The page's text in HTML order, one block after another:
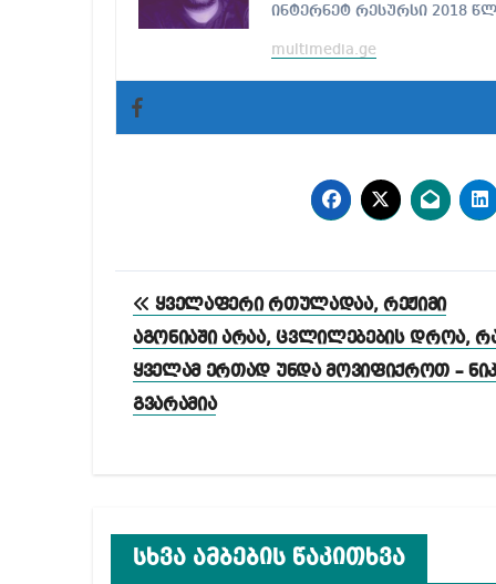
ინტერნეტ რესურსი 2018
multimedia.ge
პოსტის
ნავიგაცია
ყველაფერი რთულადაა, რეჟიმი
აგონიაში არაა, ცვლილებების დროა,
ყველამ ერთად უნდა მოვიფიქროთ –
გვარამია
სხვა ამბების წაკითხვა